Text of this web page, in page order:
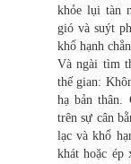
khỏe lụi tàn
gió và suýt
khổ hạnh
Và ngài tìm
thế gian:
hạ bản thân.
trên sự cân
lạc và khổ
khát hoặc ép